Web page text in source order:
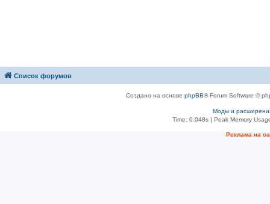
Список форумов
Создано на основе phpBB® Forum Software ©
Моды и
Time: 0.048s| Peak Memory
Рeклама на